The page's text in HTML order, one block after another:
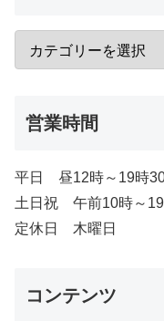
営業時間
平日 昼12時～19時
土日祝 午前10時～
定休日 木曜日
コンテンツ